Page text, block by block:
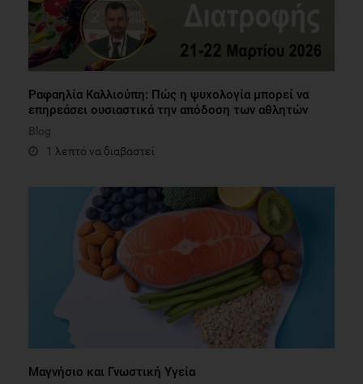
Ραφαηλία Καλλιούπη: Πώς η ψυχολογία μπορεί να
επηρεάσει ουσιαστικά την απόδοση των αθλητών
Blog
1 λεπτό να διαβαστεί
Μαγνήσιο και Γνωστική Υγεία